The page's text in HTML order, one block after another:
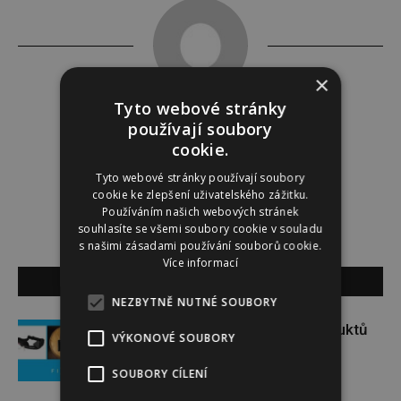
Tereza Lindauerová
http://www.zdravivharmonii.cz
Soutěž o set praktických produktů
×
Tyto webové stránky
používají soubory
cookie.
Tyto webové stránky používají soubory
cookie ke zlepšení uživatelského zážitku.
Používáním našich webových stránek
souhlasíte se všemi soubory cookie v souladu
s našimi zásadami používání souborů cookie.
Více informací
NEZBYTNĚ NUTNÉ SOUBORY
VÝKONOVÉ SOUBORY
SOUBORY CÍLENÍ